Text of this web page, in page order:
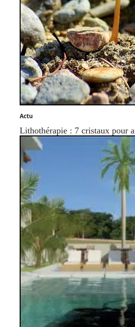
Actu
Lithothérapie : 7 cristaux pour